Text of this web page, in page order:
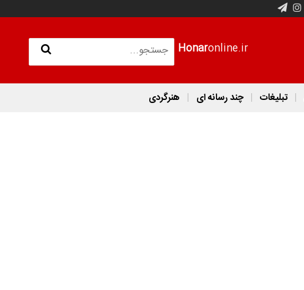
Honaronline.ir
تبلیغات چند رسانه ای هنرگردی